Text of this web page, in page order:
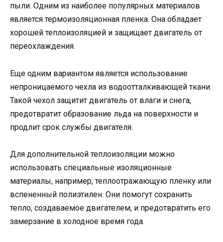
пыли. Одним из наиболее популярных материалов
является термоизоляционная пленка. Она обладает
хорошей теплоизоляцией и защищает двигатель от
переохлаждения.
Еще одним вариантом является использование
непроницаемого чехла из водоотталкивающей ткани.
Такой чехол защитит двигатель от влаги и снега,
предотвратит образование льда на поверхности и
продлит срок службы двигателя.
Для дополнительной теплоизоляции можно
использовать специальные изоляционные
материалы, например, теплоотражающую пленку или
вспененный полиэтилен. Они помогут сохранить
тепло, создаваемое двигателем, и предотвратить его
замерзание в холодное время года.